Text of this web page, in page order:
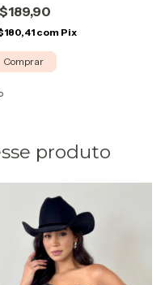
com Pix
Comprar
produto